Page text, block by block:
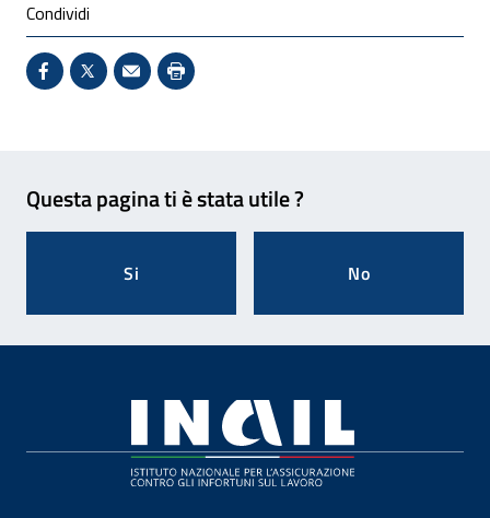
Condividi
Condividi su Facebook - Sito esterno - Apertura in
X - Sito esterno - Apertura in nuova finestra
Invio Mail: apre il programma di posta
Stampa pagina: scelta meno
Questa pagina ti è stata utile ?
Si No